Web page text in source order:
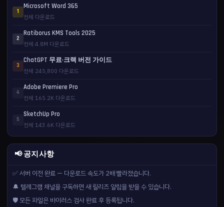
1
Microsoft Word 365
전체 다운로드
2
Ratiborus KMS Tools 2025
전체 4.8M 다운로드
3
ChatGPT 무료·크랙 버전 가이드
전체 245,800 다운로드
4
Adobe Premiere Pro
전체 165.2K 다운로드
5
SketchUp Pro
전체 143.6K 다운로드
📢 공지사항
✅ 서버 이전 완료 — 다운로드 속도가 2배 빨라졌습니다.
🔔 텔레그램 채널을 구독하면 새 릴리즈 알림을 받을 수 있습니다.
🛡️ 모든 파일은 바이러스 검사 완료 후 등록됩니다.